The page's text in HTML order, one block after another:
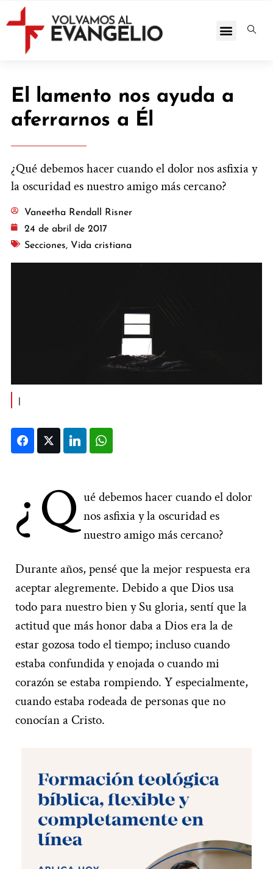
El lamento nos ayuda a
aferrarnos a Él
¿Qué debemos hacer cuando el dolor nos asfixia y
la oscuridad es nuestro amigo más cercano?
Vaneetha Rendall Risner
24 de abril de 2017
Secciones, Vida cristiana
FacebookTwitter LinkedIn
¿Qué debemos hacer cuando el dolor
nos asfixia y la oscuridad es
nuestro amigo más cercano?
Durante años, pensé que la mejor respuesta era
aceptar alegremente. Debido a que Dios usa
todo para nuestro bien y Su gloria, sentí que la
actitud que más honor daba a Dios era la de
estar gozosa todo el tiempo; incluso cuando
estaba confundida y enojada o cuando mi
corazón se estaba rompiendo. Y especialmente,
cuando estaba rodeada de personas que no
conocían a Cristo.